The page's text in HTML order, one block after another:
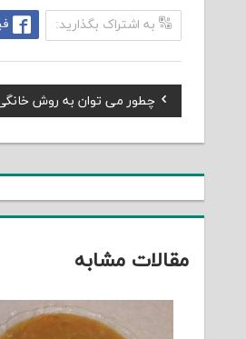
به اشتراک بگذارید:
راهبری
نوشته
Previous
Post:
چطور می توان به روش
مقالات مشابه